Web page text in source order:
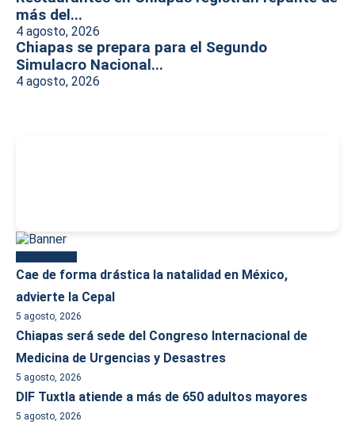
más del...
4 agosto, 2026
Chiapas se prepara para el Segundo
Simulacro Nacional...
4 agosto, 2026
Cae de forma drástica la natalidad en México,
advierte la Cepal
5 agosto, 2026
Chiapas será sede del Congreso Internacional de
Medicina de Urgencias y Desastres
5 agosto, 2026
DIF Tuxtla atiende a más de 650 adultos mayores
5 agosto, 2026